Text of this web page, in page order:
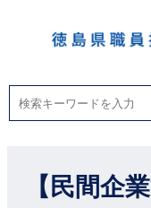
【民間企